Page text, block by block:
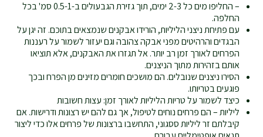
– החליפו מים כל 2-3 ימים, תוך גזירת הגבעולים ב-0.5-1 סמ' בכל
החלפה.
עם פתיחת ניצני הליליות, הורידו אבקנים שנמצאים בתוכם. זה יגן על
הבגדים והרהיטים מפני אבקה צהובה וגם יעזור לשמור על רעננות
הפרחים לאורך זמן רב יותר. אל תגזרו את האבקנים, אלא תוציאו
אותם בזהירות מתוך הניצנים.
הסירו ניצנים שנובלים. הם מושכים חומרים מזינים מן הפרח ובכך
פוגעים בטריותו.
כיצד לשמור על טריות הליליות לאורך זמן: עצות חשובות
ליליות – הם פרחים נוחים לטיפול, אך גם להם יש רצונות ודרישות. אם
קיבלתם זר ליליות ססגוני, התחשבו ברצונות של פרחים אלו כדי ליצור